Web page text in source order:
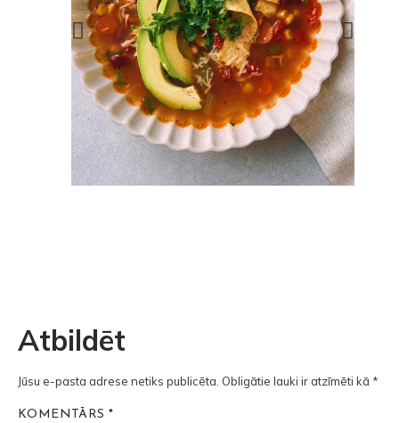
Atbildēt
Jūsu e-pasta adrese netiks publicēta. Obligātie lauki ir atzīmēti kā *
KOMENTĀRS*